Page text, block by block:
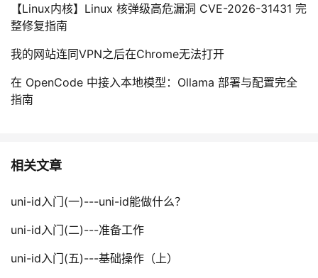
【Linux内核】Linux 核弹级高危漏洞 CVE-2026-31431 完
整修复指南
我的网站连同VPN之后在Chrome无法打开
在 OpenCode 中接入本地模型：Ollama 部署与配置完全
指南
相关文章
uni-id入门(一)---uni-id能做什么？
uni-id入门(二)---准备工作
uni-id入门(五)---基础操作（上）